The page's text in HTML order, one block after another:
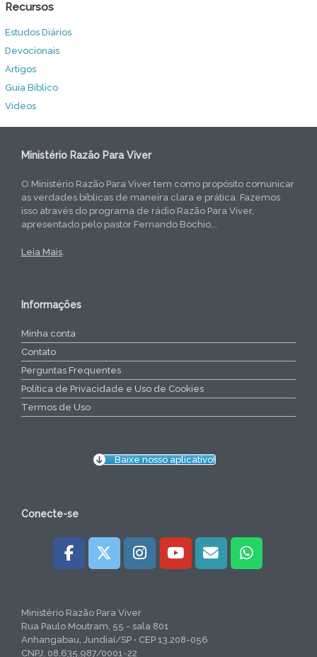
Recursos
Estudos Diários
Devocionais
Artigos
Guia Bíblico
Vídeos
Ministério Razão Para Viver
O Ministério Razão Para Viver tem como propósito comunicar
as verdades bíblicas de maneira clara e prática. Fazemos
isso através do programa de rádio Razão Para Viver,
apresentado pelo pastor Fernando Bochio...
Leia Mais
Informações
Minha conta
Contato
Perguntas Frequentes
Política de Privacidade e Uso de Cookies
Termos de Uso
Baixe nosso aplicativo!
Conecte-se
Ministério Razão Para Viver
Rua Paulo Moutram, 55 - sala 801
Anhangabau, Jundiaí/SP • CEP 13.208-056
CNPJ: 08.635.987/0001-22